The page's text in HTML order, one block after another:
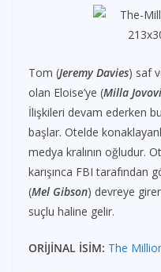
Tom (Jeremy Davies) saf
olan Eloise’ye (Milla
İlişkileri devam ederken
başlar. Otelde
medya kralının oğludur.
karışınca FBI tarafından
(Mel Gibson) devreye
suçlu haline gelir.
ORİJİNAL İSİM: The